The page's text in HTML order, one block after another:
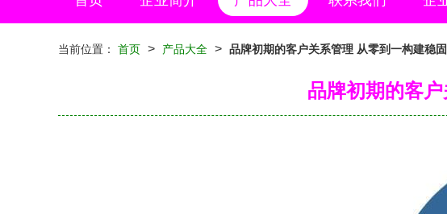
当前位置： 首页 > 产品大全 > 品牌初期的客户关系管理 从零到一构建稳
品牌初期的客